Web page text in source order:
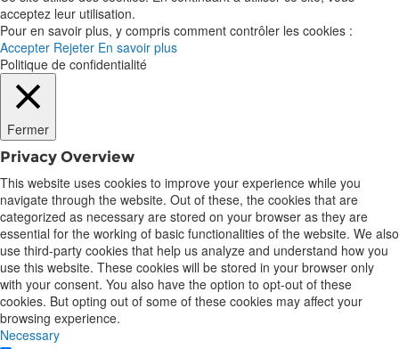
acceptez leur utilisation.
Pour en savoir plus, y compris comment contrôler les cookies :
Accepter Rejeter En savoir plus
Politique de confidentialité
Fermer
Privacy Overview
This website uses cookies to improve your experience while you
navigate through the website. Out of these, the cookies that are
categorized as necessary are stored on your browser as they are
essential for the working of basic functionalities of the website. We also
use third-party cookies that help us analyze and understand how you
use this website. These cookies will be stored in your browser only
with your consent. You also have the option to opt-out of these
cookies. But opting out of some of these cookies may affect your
browsing experience.
Necessary